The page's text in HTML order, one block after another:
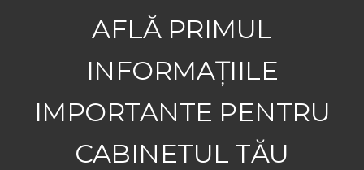
AFLĂ PRIMUL
INFORMAȚIILE
IMPORTANTE PENTRU
CABINETUL TĂU